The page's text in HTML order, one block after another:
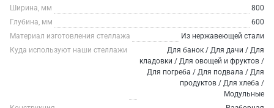
Ширина, мм
800
Глубина, мм
600
Материал изготовления стеллажа
Из нержавеющей стали
Куда используют наши стеллажи
Для банок / Для дачи / Для
кладовки / Для овощей и фруктов /
Для погреба / Для подвала / Для
продуктов / Для хлеба /
Модульные